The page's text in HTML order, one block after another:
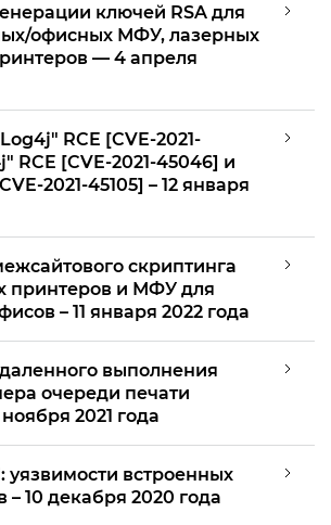
ключей RSA для
офисных МФУ, лазерных
— 4 апреля
RCE [CVE-2021-
RCE [CVE-2021-45046] и
2021-45105] – 12 января
скриптинга
принтеров и МФУ для
– 11 января 2022 года
выполнения
очереди печати
2021 года
уязвимости встроенных
– 10 декабря 2020 года